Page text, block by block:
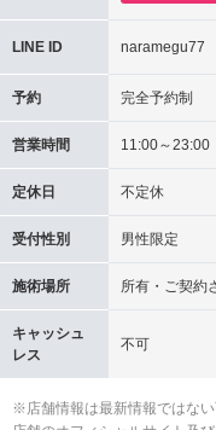
LINE ID naramegu77
予約 完全予約制
営業時間 11:00～23:00
定休日 不定休
受付性別 男性限定
施術場所 所有・ご契約
キャッシュ
レス
不可
※店舗情報は最新情報ではない